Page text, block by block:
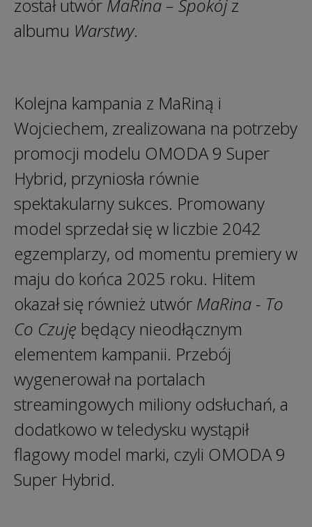
został utwór MaRina – Spokójz
albumu Warstwy.
Kolejna kampania z MaRiną i
Wojciechem, zrealizowana na potrzeby
promocji modelu OMODA 9 Super
Hybrid, przyniosła równie
spektakularny sukces. Promowany
model sprzedał się w liczbie 2042
egzemplarzy, od momentu premiery w
maju do końca 2025 roku. Hitem
okazał się również utwór MaRina - To
Co Czuję będący nieodłącznym
elementem kampanii. Przebój
wygenerował na portalach
streamingowych miliony odsłuchań, a
dodatkowo w teledysku wystąpił
flagowy model marki, czyli OMODA 9
Super Hybrid.